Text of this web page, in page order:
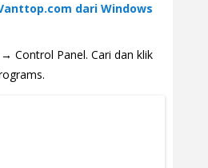
dari Windows
Control Panel. Cari dan klik